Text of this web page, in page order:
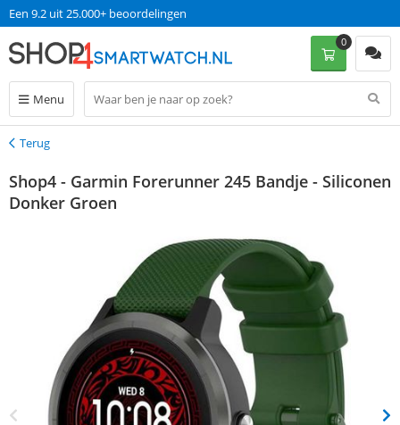
Een 9.2 uit 25.000+ beoordelingen
Menu
0
Terug
Terug
Shop4 - Garmin Forerunner 245 Bandje - Siliconen
Donker Groen